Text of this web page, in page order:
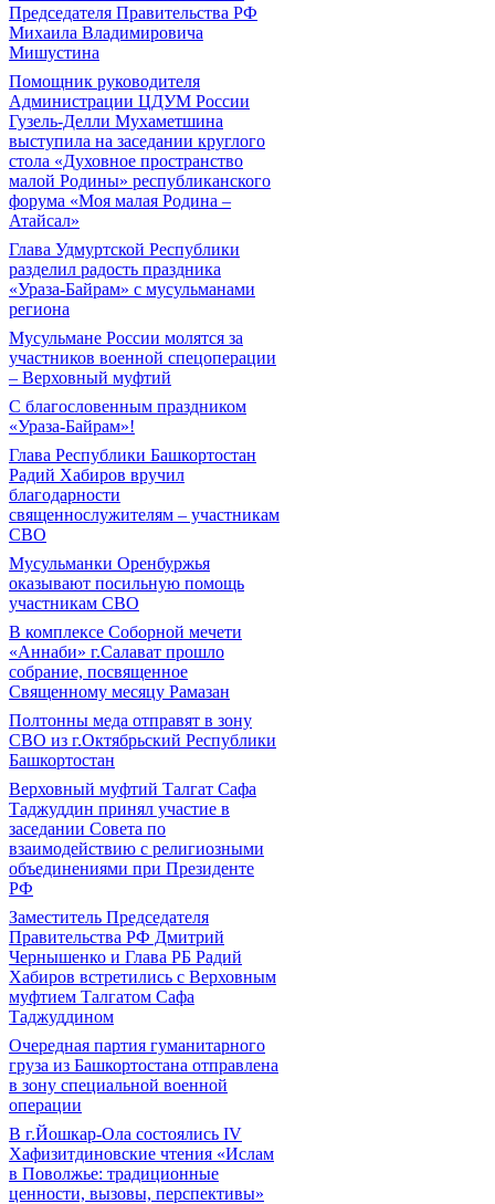
Председателя Правительства РФ
Михаила Владимировича
Мишустина
Помощник руководителя
Администрации ЦДУМ России
Гузель-Делли Мухаметшина
выступила на заседании круглого
стола «Духовное пространство
малой Родины» республиканского
форума «Моя малая Родина –
Атайсал»
Глава Удмуртской Республики
разделил радость праздника
«Ураза-Байрам» с мусульманами
региона
Мусульмане России молятся за
участников военной спецоперации
– Верховный муфтий
С благословенным праздником
«Ураза-Байрам»!
Глава Республики Башкортостан
Радий Хабиров вручил
благодарности
священнослужителям – участникам
СВО
Мусульманки Оренбуржья
оказывают посильную помощь
участникам СВО
В комплексе Соборной мечети
«Аннаби» г.Салават прошло
собрание, посвященное
Священному месяцу Рамазан
Полтонны меда отправят в зону
СВО из г.Октябрьский Республики
Башкортостан
Верховный муфтий Талгат Сафа
Таджуддин принял участие в
заседании Совета по
взаимодействию с религиозными
объединениями при Президенте
РФ
Заместитель Председателя
Правительства РФ Дмитрий
Чернышенко и Глава РБ Радий
Хабиров встретились с Верховным
муфтием Талгатом Сафа
Таджуддином
Очередная партия гуманитарного
груза из Башкортостана отправлена
в зону специальной военной
операции
В г.Йошкар-Ола состоялись IV
Хафизитдиновские чтения «Ислам
в Поволжье: традиционные
ценности, вызовы, перспективы»